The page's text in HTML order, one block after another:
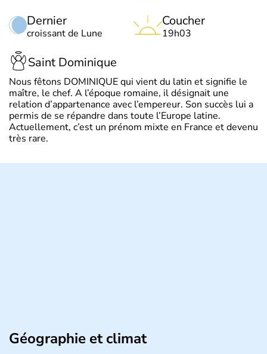
Dernier
croissant de Lune
Coucher
19h03
Saint Dominique
Nous fêtons DOMINIQUE qui vient du latin et signifie le
maître, le chef. A l’époque romaine, il désignait une
relation d’appartenance avec l’empereur. Son succès lui a
permis de se répandre dans toute l’Europe latine.
Actuellement, c’est un prénom mixte en France et devenu
très rare.
Géographie et climat